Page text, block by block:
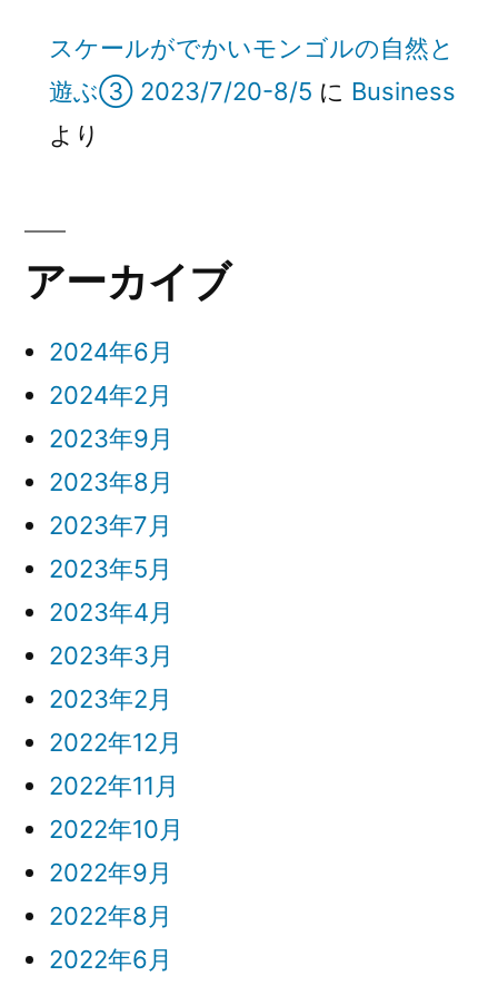
スケールがでかいモンゴルの自然と
遊ぶ③ 2023/7/20-8/5 に Business
より
アーカイブ
2024年6月
2024年2月
2023年9月
2023年8月
2023年7月
2023年5月
2023年4月
2023年3月
2023年2月
2022年12月
2022年11月
2022年10月
2022年9月
2022年8月
2022年6月